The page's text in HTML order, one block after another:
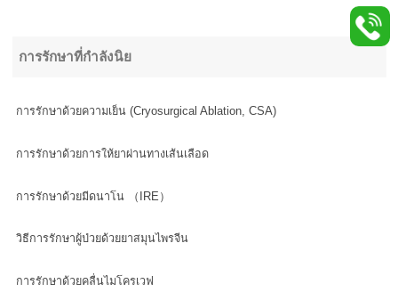
การรักษาที่กำลังนิย
การรักษาด้วยความเย็น (Cryosurgical Ablation, CSA)
การรักษาด้วยการให้ยาผ่านทางเส้นเลือด
การรักษาด้วยมีดนาโน （IRE）
วิธีการรักษาผู้ป่วยด้วยยาสมุนไพรจีน
การรักษาด้วยคลื่นไมโครเวฟ